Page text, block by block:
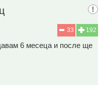
192
33
6 месеца и после ще